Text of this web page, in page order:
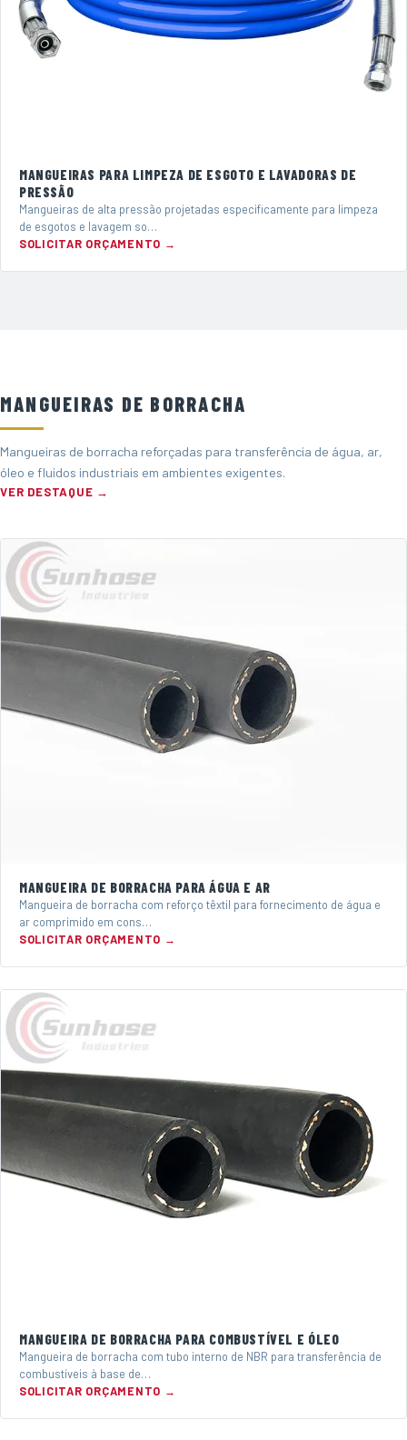
MANGUEIRAS PARA LIMPEZA DE ESGOTO E LAVADORAS DE
PRESSÃO
Mangueiras de alta pressão projetadas especificamente para limpeza
de esgotos e lavagem so…
SOLICITAR ORÇAMENTO →
MANGUEIRAS DE BORRACHA
Mangueiras de borracha reforçadas para transferência de água, ar,
óleo e fluidos industriais em ambientes exigentes.
VER DESTAQUE →
MANGUEIRA DE BORRACHA PARA ÁGUA E AR
Mangueira de borracha com reforço têxtil para fornecimento de água e
ar comprimido em cons…
SOLICITAR ORÇAMENTO →
MANGUEIRA DE BORRACHA PARA COMBUSTÍVEL E ÓLEO
Mangueira de borracha com tubo interno de NBR para transferência de
combustíveis à base de…
SOLICITAR ORÇAMENTO →